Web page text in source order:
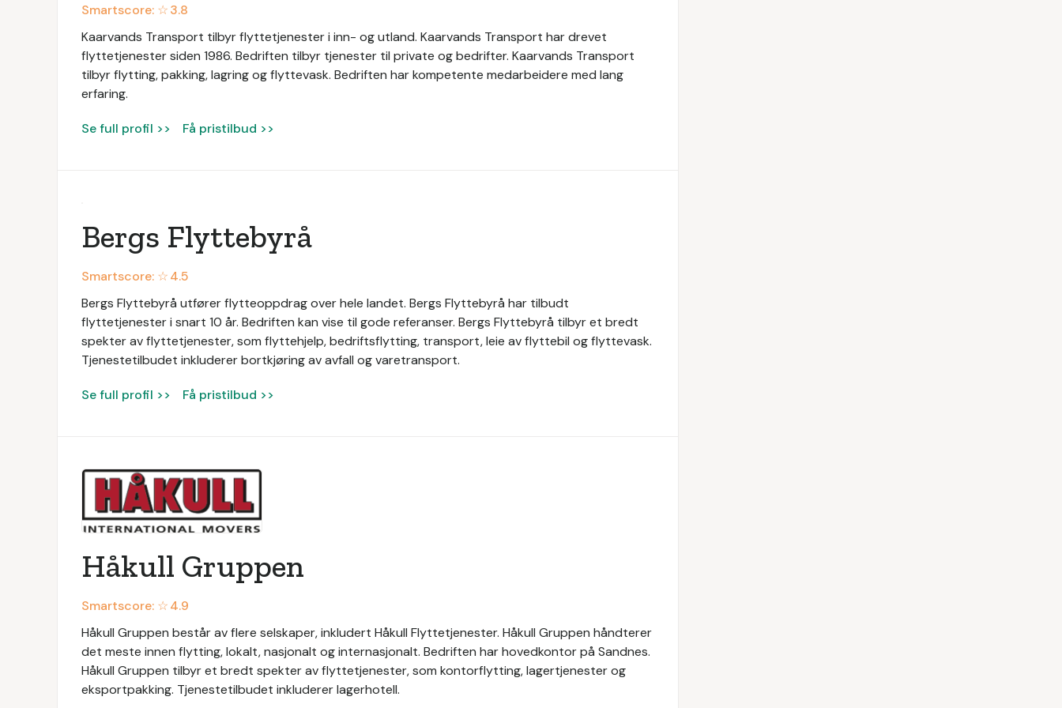
Smartscore: ☆3.8
Kaarvands Transport tilbyr flyttetjenester i inn- og utland. Kaarvands Transport har drevet
flyttetjenester siden 1986. Bedriften tilbyr tjenester til private og bedrifter. Kaarvands Transport
tilbyr flytting, pakking, lagring og flyttevask. Bedriften har kompetente medarbeidere med lang
erfaring.
Se full profil >> Få pristilbud >>
Bergs Flyttebyrå
Smartscore: ☆4.5
Bergs Flyttebyrå utfører flytteoppdrag over hele landet. Bergs Flyttebyrå har tilbudt
flyttetjenester i snart 10 år. Bedriften kan vise til gode referanser. Bergs Flyttebyrå tilbyr et bredt
spekter av flyttetjenester, som flyttehjelp, bedriftsflytting, transport, leie av flyttebil og flyttevask.
Tjenestetilbudet inkluderer bortkjøring av avfall og varetransport.
Se full profil >> Få pristilbud >>
Håkull Gruppen
Smartscore: ☆4.9
Håkull Gruppen består av flere selskaper, inkludert Håkull Flyttetjenester. Håkull Gruppen håndterer
det meste innen flytting, lokalt, nasjonalt og internasjonalt. Bedriften har hovedkontor på Sandnes.
Håkull Gruppen tilbyr et bredt spekter av flyttetjenester, som kontorflytting, lagertjenester og
eksportpakking. Tjenestetilbudet inkluderer lagerhotell.